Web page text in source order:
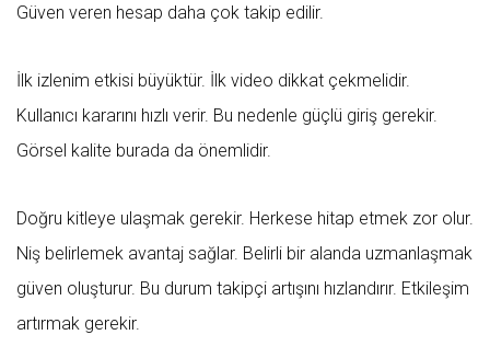
Güven veren hesap daha çok takip edilir.
İlk izlenim etkisi büyüktür. İlk video dikkat çekmelidir.
Kullanıcı kararını hızlı verir. Bu nedenle güçlü giriş gerekir.
Görsel kalite burada da önemlidir.
Doğru kitleye ulaşmak gerekir. Herkese hitap etmek zor olur.
Niş belirlemek avantaj sağlar. Belirli bir alanda uzmanlaşmak
güven oluşturur. Bu durum takipçi artışını hızlandırır. Etkileşim
artırmak gerekir.